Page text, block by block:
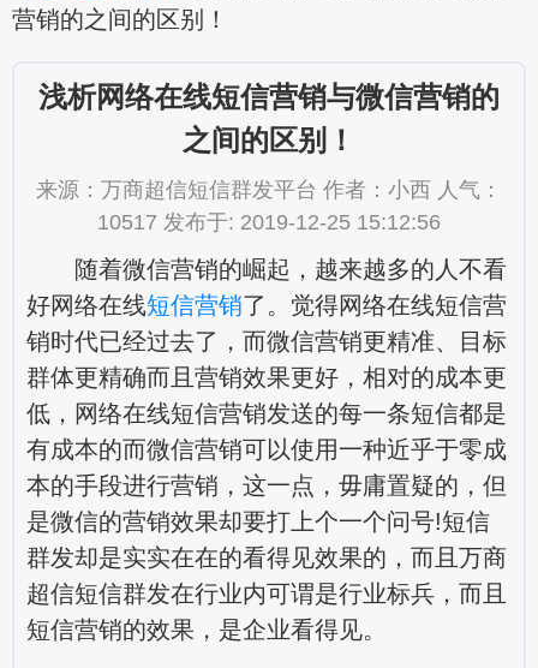
营销的之间的区别！
浅析网络在线短信营销与微信营销的
之间的区别！
来源：万商超信短信群发平台 作者：小西 人气：
10517 发布于: 2019-12-25 15:12:56
随着微信营销的崛起，越来越多的人不看
好网络在线短信营销了。觉得网络在线短信营
销时代已经过去了，而微信营销更精准、目标
群体更精确而且营销效果更好，相对的成本更
低，网络在线短信营销发送的每一条短信都是
有成本的而微信营销可以使用一种近乎于零成
本的手段进行营销，这一点，毋庸置疑的，但
是微信的营销效果却要打上个一个问号!短信
群发却是实实在在的看得见效果的，而且万商
超信短信群发在行业内可谓是行业标兵，而且
短信营销的效果，是企业看得见。